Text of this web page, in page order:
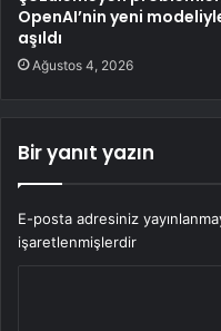
OpenAI’nin yeni
aşıldı
Ağustos 4, 2026
Bir yanıt yazın
E-posta adresiniz
işaretlenmişlerdir